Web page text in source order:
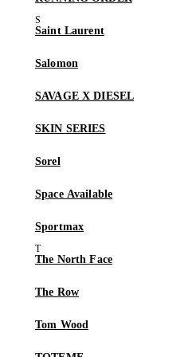
Saint Laurent
Salomon
SAVAGE X DIESEL
SKIN SERIES
Sorel
Space Available
Sportmax
The North Face
The Row
Tom Wood